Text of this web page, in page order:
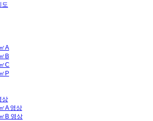
도
A
B
C
P
상
A 영상
B 영상